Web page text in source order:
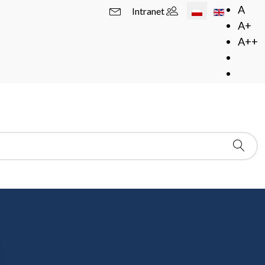
A
A+
A++
Wybierz swój język
Intranet